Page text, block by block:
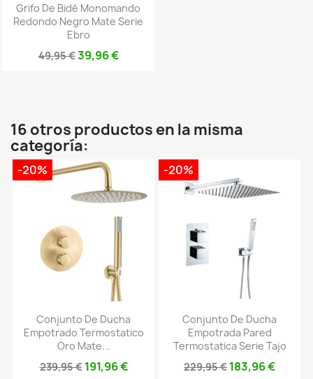
Grifo De Bidé Monomando
Redondo Negro Mate Serie
Ebro
49,95 €39,96 €
16 otros productos en la misma
categoría:
Conjunto De Ducha
Empotrado Termostatico
Oro Mate...
239,95 € 191,96 €
-20%
Conjunto De Ducha
Empotrada Pared
Termostatica Serie Tajo
229,95 € 183,96 €
-20%